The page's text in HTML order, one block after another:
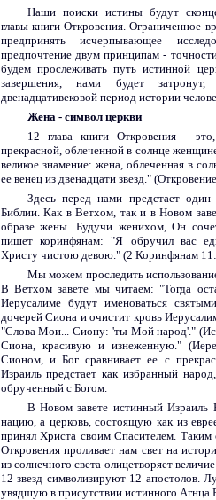
Наши поиски истины будут
главы книги Откровения. Ограниченное
предпринять исчерпывающее
предпочтение двум принципам -
будем прослеживать путь истинной
завершения, нами будет
двенадцативековой период истории
Жена - символ церкви
12 глава книги Откровения -
прекрасной, облеченной в солнце
великое знамение: жена, облеченная в
ее венец из двенадцати звезд."
Здесь перед нами предстает
Библии. Как в Ветхом, так и в Новом
образе жены. Будучи женихом, Он
пишет коринфянам: "Я обручил вас
Христу чистою девою." (2 Коринфянам
Мы можем проследить
В Ветхом завете мы читаем: "Тогда
Иерусалиме будут именоваться
дочерей Сиона и очистит кровь
"Слова Мои... Сиону: 'ты Мой народ'."
Сиона, красивую и изнеженную."
Сионом, и Бог сравнивает ее с
Израиль предстает как избранный
обрученный с Богом.
В Новом завете истинный Израиль
нацию, а церковь, состоящую как из
принял Христа своим Спасителем.
Откровения проливает нам свет на
из солнечного света олицетворяет
12 звезд символизируют 12 апостолов.
увядшую в присутствии истинного Агнца